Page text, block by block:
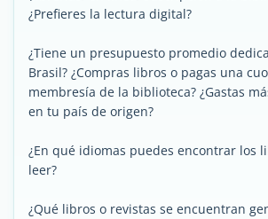
¿Prefieres la lectura digital?
¿Tiene un presupuesto promedio
Brasil? ¿Compras libros o pagas una
membresía de la biblioteca? ¿Gastas
en tu país de origen?
¿En qué idiomas puedes encontrar los
leer?
¿Qué libros o revistas se encuentran